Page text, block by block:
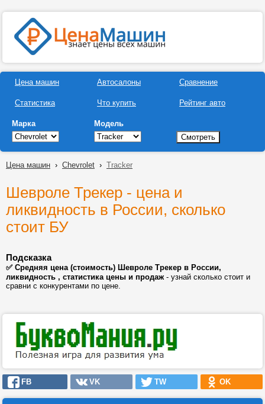
Цена машин
Статистика
Автосалоны
Что купить
Сравнение
Рейтинг авто
Марка Модель
Цена машин › Chevrolet › Tracker
Шевроле Трекер - цена и
ликвидность в России, сколько
стоит БУ
Подсказка
✅ Средняя цена (стоимость) Шевроле Трекер в России,
ликвидность , статистика цены и продаж- узнай сколько стоит и
сравни с конкурентами по цене.
FB VK TW OK